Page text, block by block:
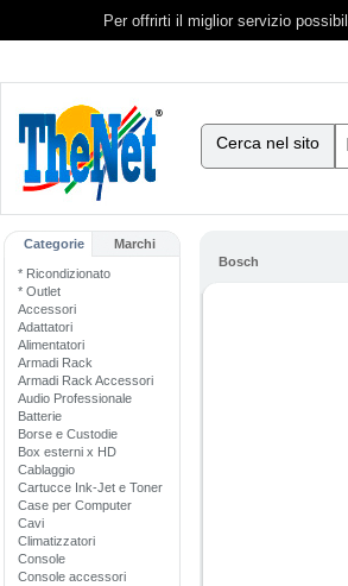
Per offrirti il miglior servizio
Cerca nel sito
Categorie Marchi
* Ricondizionato
* Outlet
Accessori
Adattatori
Alimentatori
Armadi Rack
Armadi Rack Accessori
Audio Professionale
Batterie
Borse e Custodie
Box esterni x HD
Cablaggio
Cartucce Ink-Jet e Toner
Case per Computer
Cavi
Climatizzatori
Console
Console accessori
Bosch